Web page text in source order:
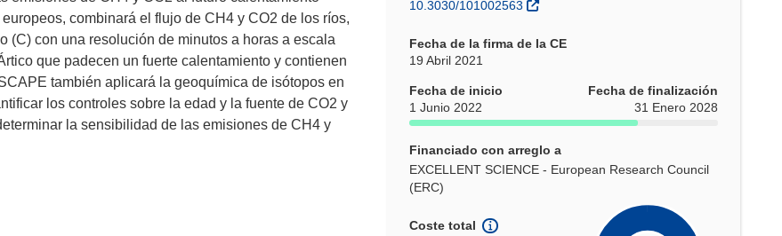
10.3030/101002563
Fecha de la firma de la CE
19 Abril 2021
Fecha de inicio
1 Junio 2022
Fecha de finalización
31 Enero 2028
Financiado con arreglo a
EXCELLENT SCIENCE - European Research Council
(ERC)
Coste total
combinará el flujo de CH4 y CO2 de los ríos,
(C) con una resolución de minutos a horas a escala
que padecen un fuerte calentamiento y contienen
también aplicará la geoquímica de isótopos en
los controles sobre la edad y la fuente de CO2 y
la sensibilidad de las emisiones de CH4 y